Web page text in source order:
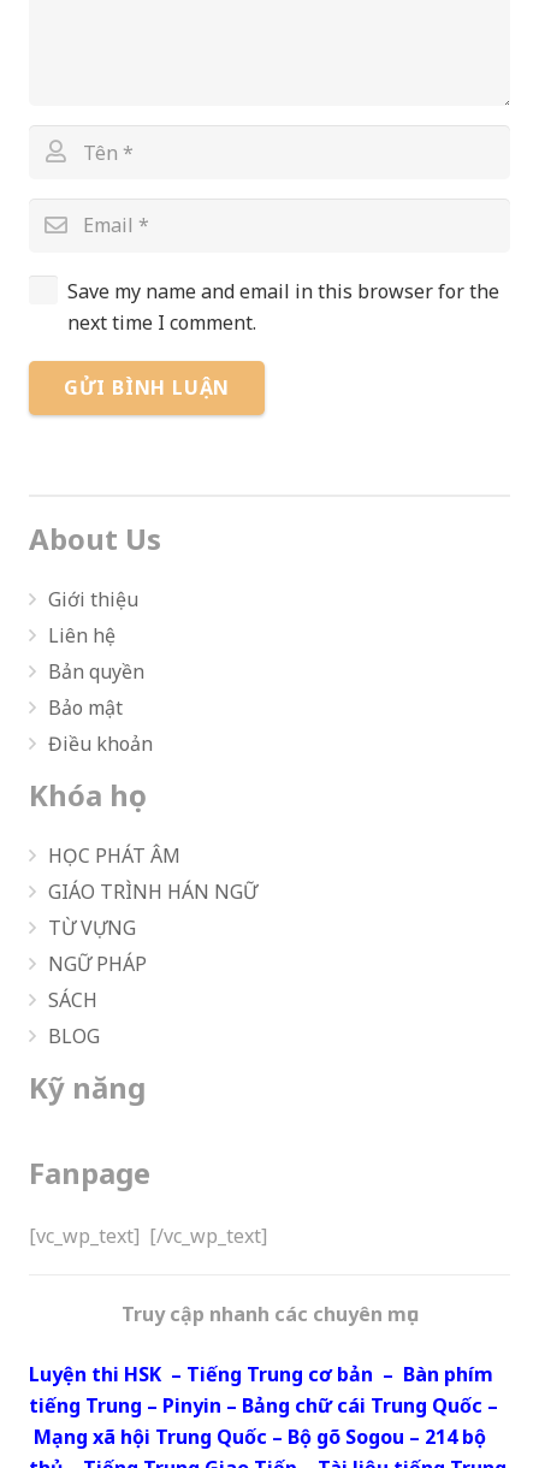
Save my name and email in this browser for the
next time I comment.
GỬI BÌNH LUẬN
About Us
Giới thiệu
Liên hệ
Bản quyền
Bảo mật
Điều khoản
Khóa học
HỌC PHÁT ÂM
GIÁO TRÌNH HÁN NGỮ
TỪ VỰNG
NGỮ PHÁP
SÁCH
BLOG
Kỹ năng
Fanpage
[vc_wp_text] [/vc_wp_text]
Truy cập nhanh các chuyên mục
Luyện thi HSK – Tiếng Trung cơ bản – Bàn phím
tiếng Trung – Pinyin – Bảng chữ cái Trung Quốc –
Mạng xã hội Trung Quốc – Bộ gõ Sogou – 214 bộ